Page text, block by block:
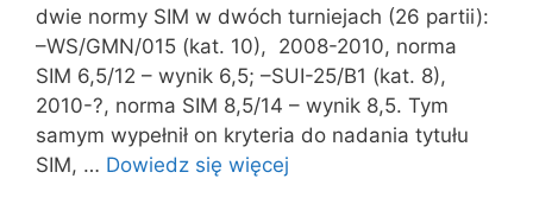
dwie normy SIM w dwóch turniejach (26 partii):
–WS/GMN/015 (kat. 10), 2008-2010, norma
SIM 6,5/12 – wynik 6,5; –SUI-25/B1 (kat. 8),
2010-?, norma SIM 8,5/14 – wynik 8,5. Tym
samym wypełnił on kryteria do nadania tytułu
SIM, … Dowiedz się więcej